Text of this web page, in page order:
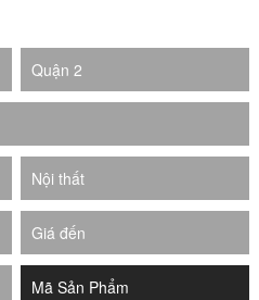
Quận 2
Nội thất
Giá đến